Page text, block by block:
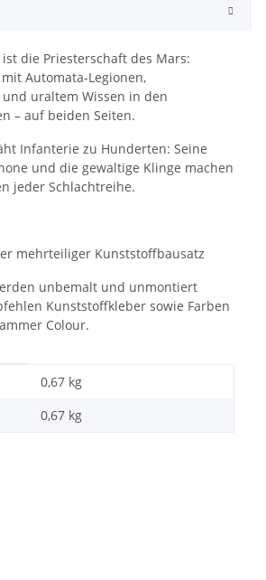
die Priesterschaft des Mars:
Automata-Legionen,
uraltem Wissen in den
– auf beiden Seiten.
Infanterie zu Hunderten: Seine
und die gewaltige Klinge machen
jeder Schlachtreihe.
mehrteiliger Kunststoffbausatz
unbemalt und unmontiert
Kunststoffkleber sowie Farben
Colour.
0,67 kg
0,67 kg